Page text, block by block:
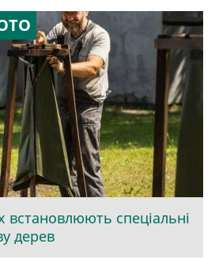
встановлюють спеціальні
дерев